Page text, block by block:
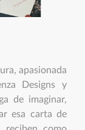
apasionada
Designs y
de imaginar,
esa carta de